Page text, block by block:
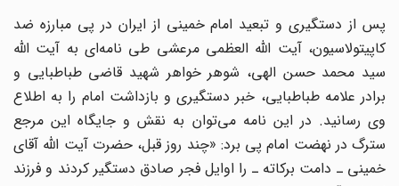
پس از دستگیری و تبعید امام خمینی از ایران در پی مبارزه ضد
کاپیتولاسیون، آیت الله العظمی مرعشی طی نامه‌ای به آیت الله
سید محمد حسن الهی، شوهر خواهر شهید قاضی طباطبایی و
برادر علامه طباطبایی، خبر دستگیری و بازداشت امام را به اطلاع
وی رسانید. در این نامه می‌توان به نقش و جایگاه این مرجع
سترگ در نهضت امام پی برد: «چند روز قبل، حضرت آیت الله آقای
خمینی ـ دامت برکاته ـ را اوایل فجر صادق دستگیر کردند و فرزند